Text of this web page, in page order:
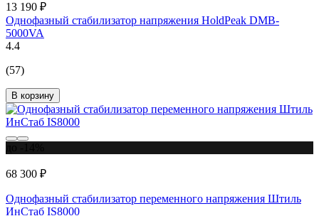
13 190 ₽
Однофазный стабилизатор напряжения HoldPeak DMB-
5000VA
4.4
(57)
В корзину
68 300 ₽
Однофазный стабилизатор переменного напряжения Штиль
ИнСтаб IS8000